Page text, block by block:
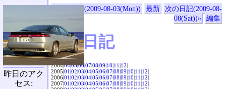
«前の日記(2009-08-03(Mon)) 最新
次の日記(2009-08-
08(Sat))»
編集
SVX日記
2004|04|05|06|07|08|09|10|11|12|
2005|01|02|03|04|05|06|07|08|09|10|11|12|
2006|01|02|03|04|05|06|07|08|09|10|11|12|
2007|01|02|03|04|05|06|07|08|09|10|11|12|
昨日のアク
セス: